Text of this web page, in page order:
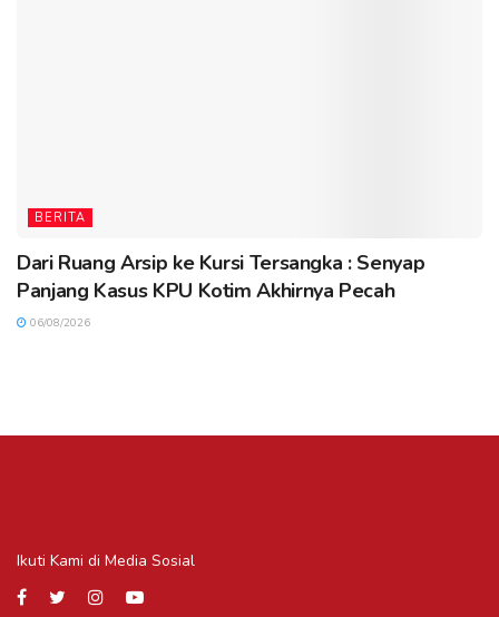
BERITA
Dari Ruang Arsip ke Kursi Tersangka : Senyap
Panjang Kasus KPU Kotim Akhirnya Pecah
06/08/2026
Ikuti Kami di Media Sosial